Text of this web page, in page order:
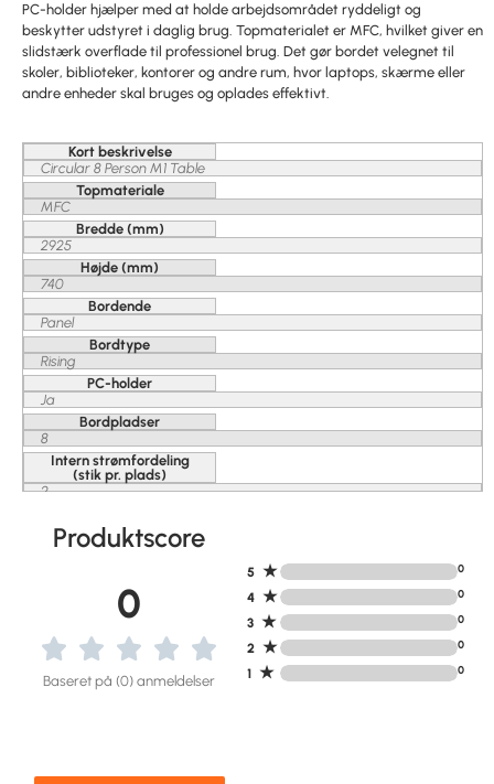
PC-holder hjælper med at holde arbejdsområdet ryddeligt og
beskytter udstyret i daglig brug. Topmaterialet er MFC, hvilket giver en
slidstærk overflade til professionel brug. Det gør bordet velegnet til
skoler, biblioteker, kontorer og andre rum, hvor laptops, skærme eller
andre enheder skal bruges og oplades effektivt.
Kort beskrivelse
Circular 8 Person M1 Table
Topmateriale
MFC
Bredde (mm)
2925
Højde (mm)
740
Bordende
Panel
Bordtype
Rising
PC-holder
Ja
Bordpladser
8
Intern strømfordeling
(stik pr. plads)
2
Produktscore
0
Baseret på (0) anmeldelser
5 ★ 0
4 ★ 0
3 ★ 0
2 ★ 0
1 ★ 0